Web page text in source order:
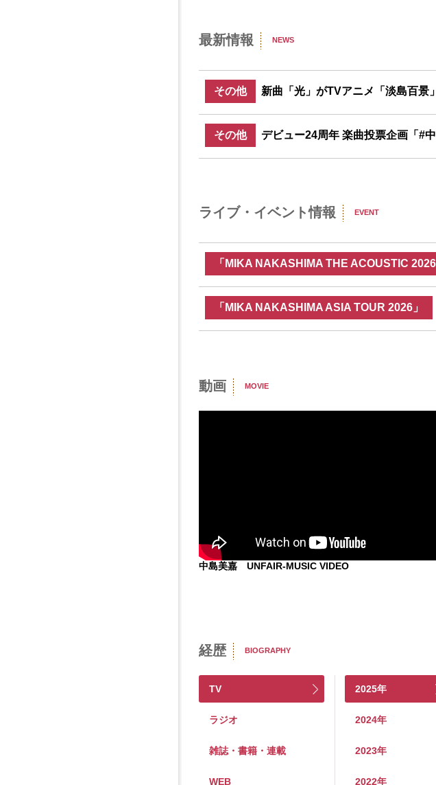
最新情報 NEWS
その他 新曲「光」がTVアニメ「淡島百景
その他 デビュー24周年 楽曲投票企画「#
ライブ・イベント情報 EVENT
「MIKA NAKASHIMA THE ACOUSTIC 2026
「MIKA NAKASHIMA ASIA TOUR 2026」
動画 MOVIE
中島美嘉 UNFAIR-MUSIC VIDEO
経歴 BIOGRAPHY
TV
2025年
2024年
2023年
2022年
ラジオ
雑誌・書籍・連載
WEB